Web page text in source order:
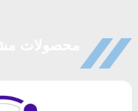
محصولات مشابه